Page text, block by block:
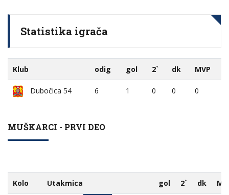
Statistika igrača
Klub odig gol 2` dk MVP
Dubočica 54 6 1 0 0 0
MUŠKARCI - PRVI DEO
Kolo Utakmica gol 2` dk